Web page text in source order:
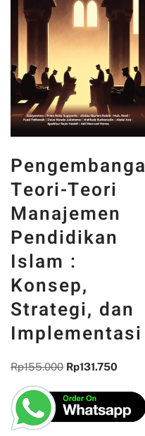
Pemrograman
Dasar : Teori,
Konsep, dan
Praktik
Pemrograman
Rp 135.000 Rp114.750
Tambah ke keranjang